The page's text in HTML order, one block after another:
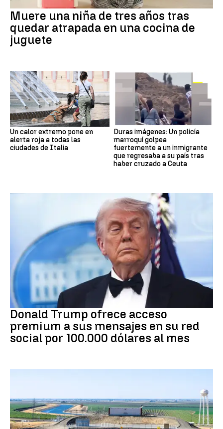
Muere una niña de tres años tras
quedar atrapada en una cocina de
juguete
Un calor extremo pone en
alerta roja a todas las
ciudades de Italia
Duras imágenes: Un policía
marroquí golpea
fuertemente a un inmigrante
que regresaba a su país tras
haber cruzado a Ceuta
DONALD TRUMP
Donald Trump ofrece acceso
premium a sus mensajes en su red
social por 100.000 dólares al mes